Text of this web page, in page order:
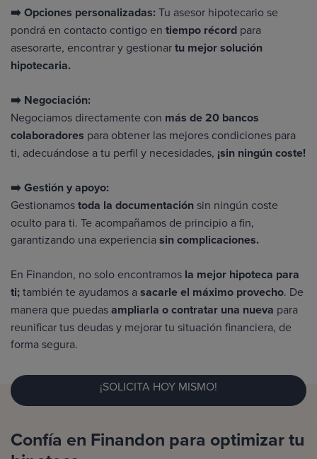
➡️ Opciones personalizadas: Tu asesor hipotecariose
pondrá en contacto contigo en tiempo récord para
asesorarte, encontrar y gestionartu mejor solución
hipotecaria.
➡️ Negociación:
Negociamos directamente con más de 20 bancos
colaboradores para obtener las mejores condiciones para
ti, adecuándose a tu perfil y necesidades, ¡sin ningún coste!
➡️ Gestión y apoyo:
Gestionamostoda la documentaciónsin ningún coste
oculto para ti. Te acompañamos de principio a fin,
garantizando una experienciasin complicaciones.
En Finandon, no solo encontramos la mejor hipoteca para
ti;también te ayudamos asacarle el máximo provecho. De
manera que puedasampliarla o contratar una nueva para
reunificar tus deudas y mejorar tu situación financiera, de
forma segura.
¡SOLICITA HOY MISMO!
Confía en Finandon para optimizar tu